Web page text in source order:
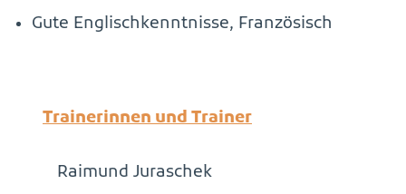
Gute Englischkenntnisse, Französisch
Trainerinnen und Trainer
Raimund Juraschek